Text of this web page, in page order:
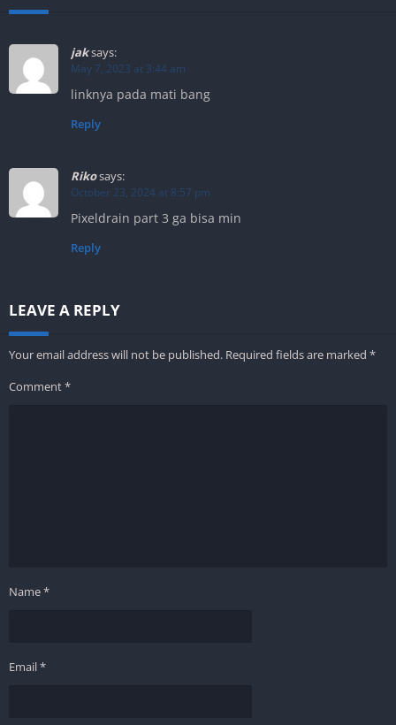
jaksays:
May 7, 2023 at 3:44 am
linknya pada mati bang
Reply
Rikosays:
October 23, 2024 at 8:57 pm
Pixeldrain part 3 ga bisa min
Reply
LEAVE A REPLY
Your email address will not be published. Required fields are marked *
Comment*
Name*
Email*